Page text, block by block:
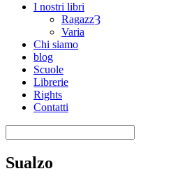
I nostri libri
RagazzȜ
Varia
Chi siamo
blog
Scuole
Librerie
Rights
Contatti
Sualzo